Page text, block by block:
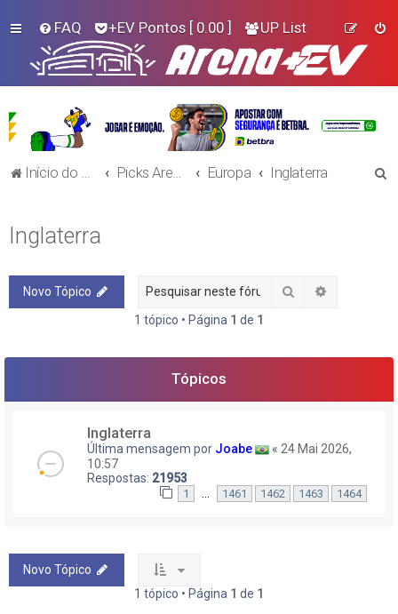
FAQ +EV Pontos [ 0.00 ] UP List
Início do Fórum! Europa Inglaterra
Inglaterra
Novo Tópico Pesquisar
1 tópico • Página 1 de 1
Tópicos
Inglaterra
Última mensagem por Joabe « 24 Mai 2026,
10:57
Respostas: 21953
1 1461 1462 1463 1464
Novo Tópico
1 tópico • Página 1 de 1